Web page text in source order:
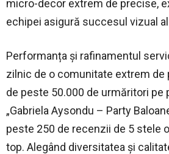
micro-decor extrem de precise,
echipei asigură succesul vizual
Performanța și rafinamentul
zilnic de o comunitate extrem de
de peste 50.000 de urmăritori pe
„Gabriela Aysondu – Party
peste 250 de recenzii de 5 stele
top. Alegând diversitatea și